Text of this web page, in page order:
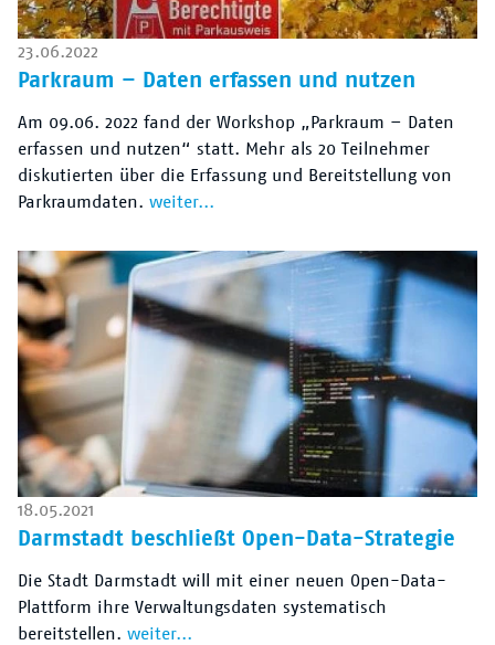
23.06.2022
Parkraum – Daten erfassen und nutzen
Am 09.06. 2022 fand der Workshop „Parkraum – Daten
erfassen und nutzen“ statt. Mehr als 20 Teilnehmer
diskutierten über die Erfassung und Bereitstellung von
Parkraumdaten. weiter...
18.05.2021
Darmstadt beschließt Open-Data-Strategie
Die Stadt Darmstadt will mit einer neuen Open-Data-
Plattform ihre Verwaltungsdaten systematisch
bereitstellen. weiter...